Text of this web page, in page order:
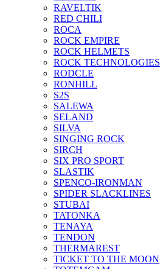
RAVELTIK
RED CHILI
ROCA
ROCK EMPIRE
ROCK HELMETS
ROCK TECHNOLOGIES
RODCLE
RONHILL
S2S
SALEWA
SELAND
SILVA
SINGING ROCK
SIRCH
SIX PRO SPORT
SLASTIK
SPENCO-IRONMAN
SPIDER SLACKLINES
STUBAI
TATONKA
TENAYA
TENDON
THERMAREST
TICKET TO THE MOON